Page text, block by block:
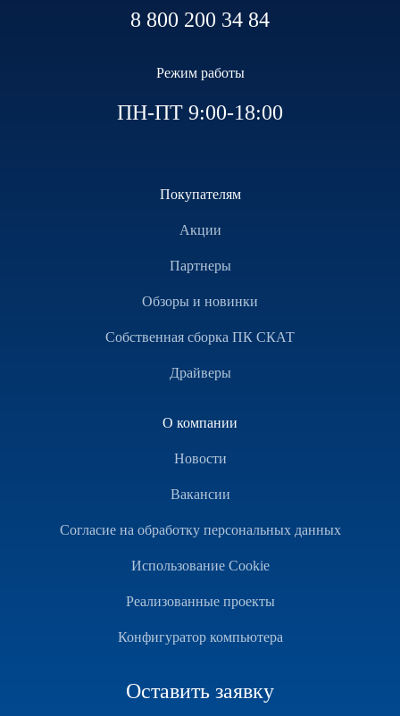
8 800 200 34 84
Режим работы
ПН-ПТ 9:00-18:00
Покупателям
Акции
Партнеры
Обзоры и новинки
Собственная сборка ПК СКАТ
Драйверы
О компании
Новости
Вакансии
Согласие на обработку персональных данных
Использование Cookie
Реализованные проекты
Конфигуратор компьютера
Оставить заявку